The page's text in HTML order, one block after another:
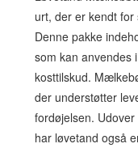
urt, der er kendt
Denne pakke
som kan anvendes
kosttilskud.
der understøtter
fordøjelsen.
har løvetand også